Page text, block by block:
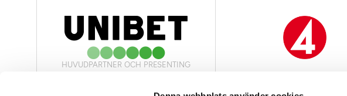
HUVUDPARTNER OCH PRESENTING